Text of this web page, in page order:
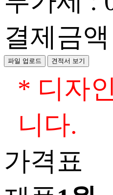
결제금
파일 업로드 견적서 보기
* 디자
니다.
가격표